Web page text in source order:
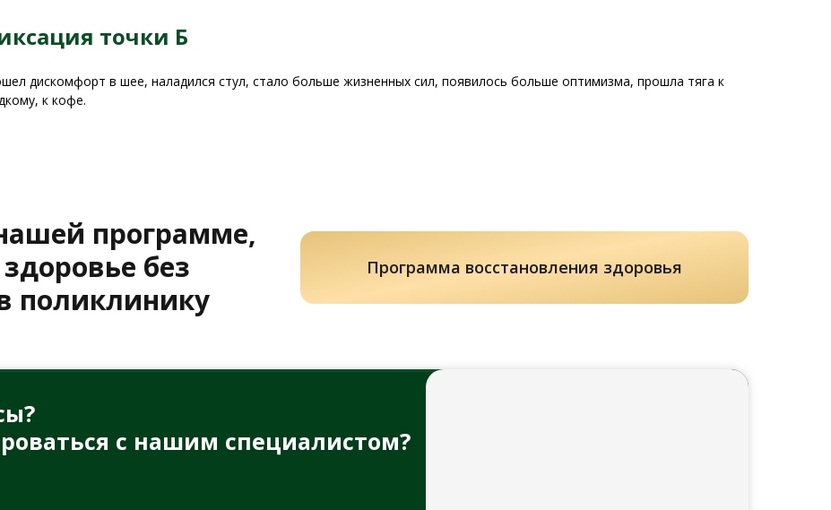
точки Б
дискомфорт в шее, наладился стул, стало больше жизненных сил, появилось больше оптимизма, прошла тяга к
к кофе.
программе,
без
поликлинику
с нашим специалистом?
Программа восстановления здоровья